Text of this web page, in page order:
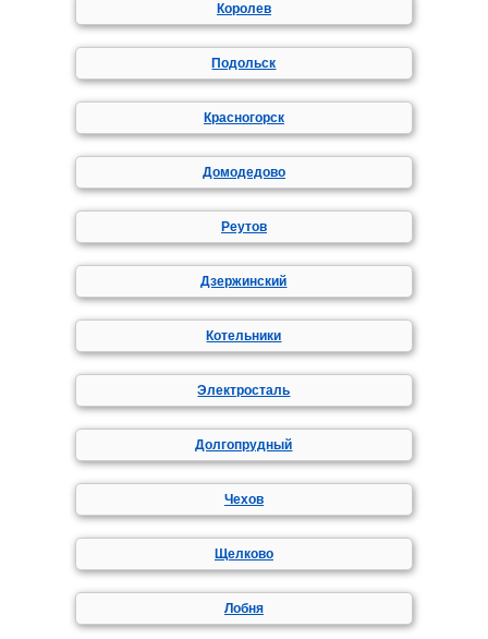
Королев
Подольск
Красногорск
Домодедово
Реутов
Дзержинский
Котельники
Электросталь
Долгопрудный
Чехов
Щелково
Лобня